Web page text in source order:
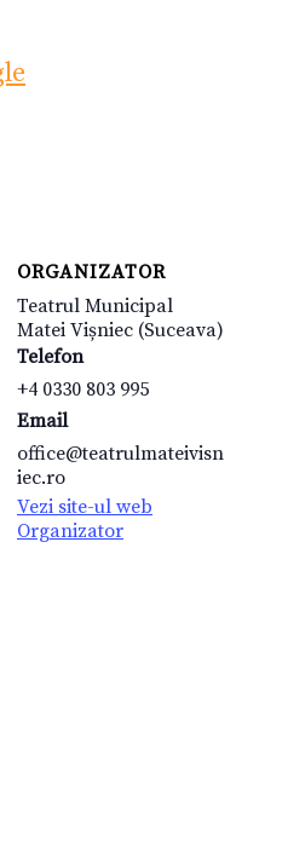
ORGANIZATOR
Teatrul Municipal
Matei Vișniec (Suceava)
Telefon
+4 0330 803 995
Email
office@teatrulmateivisn
iec.ro
Vezi site-ul web
Organizator